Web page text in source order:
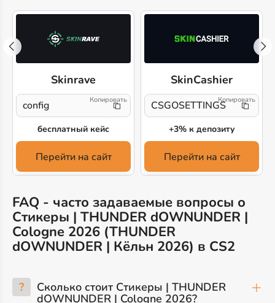
Skinrave
config
бесплатный кейс
Перейти на сайт
SkinCashier
CSGOSETTINGS
+3% к депозиту
Перейти на сайт
FAQ - часто задаваемые вопросы о
Стикеры | THUNDER dOWNUNDER |
Cologne 2026 (THUNDER
dOWNUNDER | Кёльн 2026) в CS2
? Сколько стоит Стикеры | THUNDER
dOWNUNDER | Cologne 2026?